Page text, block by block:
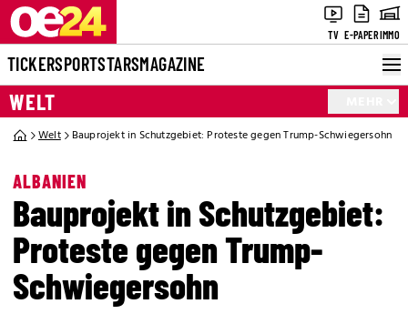
TV E-PAPERIMMO
TICKERSPORTSTARSMAGAZINE
WELT
Welt Bauprojekt in Schutzgebiet: Proteste gegen Trump-Schwiegersohn
ALBANIEN
Bauprojekt in Schutzgebiet:
Proteste gegen Trump-
Schwiegersohn